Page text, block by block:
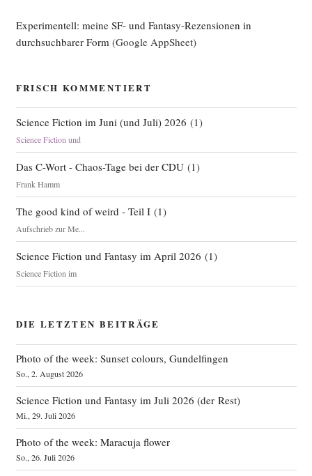
Experimentell: meine SF- und Fantasy-Rezensionen in
durchsuchbarer Form (Google AppSheet)
FRISCH KOMMENTIERT
Science Fiction im Juni (und Juli) 2026 (1)
Science Fiction und
Das C-Wort - Chaos-Tage bei der CDU(1)
Frank Hamm
The good kind of weird - Teil I(1)
Aufschrieb zur Me...
Science Fiction und Fantasy im April 2026 (1)
Science Fiction im
DIE LETZTEN BEITRÄGE
Photo of the week: Sunset colours, Gundelfingen
So., 2. August 2026
Science Fiction und Fantasy im Juli 2026 (der Rest)
Mi., 29. Juli 2026
Photo of the week: Maracuja flower
So., 26. Juli 2026